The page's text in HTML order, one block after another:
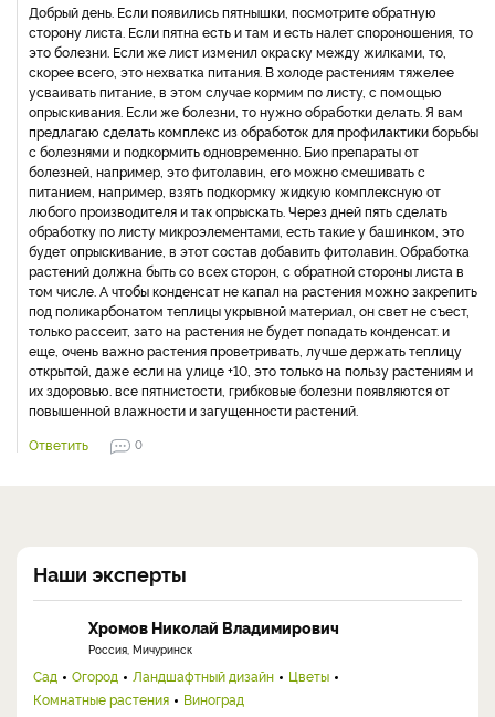
Добрый день. Если появились пятнышки, посмотрите обратную
сторону листа. Если пятна есть и там и есть налет спороношения, то
это болезни. Если же лист изменил окраску между жилками, то,
скорее всего, это нехватка питания. В холоде растениям тяжелее
усваивать питание, в этом случае кормим по листу, с помощью
опрыскивания. Если же болезни, то нужно обработки делать. Я вам
предлагаю сделать комплекс из обработок для профилактики борьбы
с болезнями и подкормить одновременно. Био препараты от
болезней, например, это фитолавин, его можно смешивать с
питанием, например, взять подкормку жидкую комплексную от
любого производителя и так опрыскать. Через дней пять сделать
обработку по листу микроэлементами, есть такие у башинком, это
будет опрыскивание, в этот состав добавить фитолавин. Обработка
растений должна быть со всех сторон, с обратной стороны листа в
том числе. А чтобы конденсат не капал на растения можно закрепить
под поликарбонатом теплицы укрывной материал, он свет не съест,
только рассеит, зато на растения не будет попадать конденсат. и
еще, очень важно растения проветривать, лучше держать теплицу
открытой, даже если на улице +10, это только на пользу растениям и
их здоровью. все пятнистости, грибковые болезни появляются от
повышенной влажности и загущенности растений.
Ответить
0
Наши эксперты
Хромов Николай Владимирович
Россия, Мичуринск
Сад Огород Ландшафтный дизайн
Цветы
Комнатные растения
Виноград